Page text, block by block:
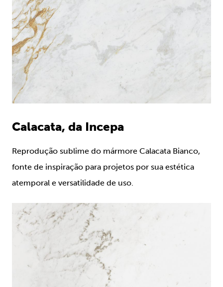
Calacata, da Incepa
Reprodução sublime do mármore Calacata Bianco,
fonte de inspiração para projetos por sua estética
atemporal e versatilidade de uso.